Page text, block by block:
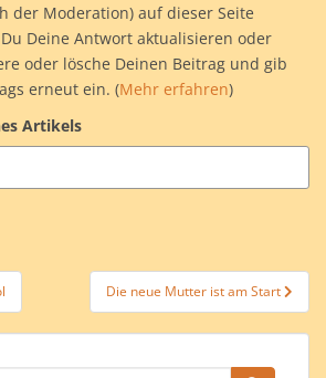
der Moderation) auf dieser Seite
Deine Antwort aktualisieren oder
oder lösche Deinen Beitrag und gib
erneut ein. (Mehr erfahren)
Artikels
Die neue Mutter ist am Start